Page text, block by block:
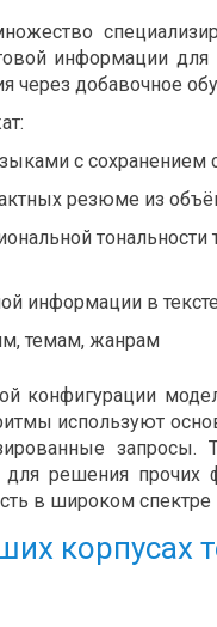
информации
через добавочное
с сохранением
резюме из
информации в
темам, жанрам
конфигурации
используют
запросы.
решения
в широком спектре
корпусах